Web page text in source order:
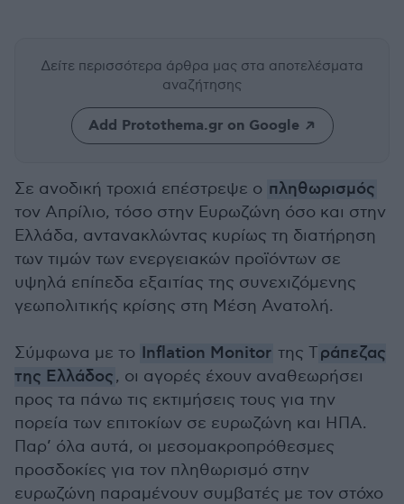
Δείτε περισσότερα άρθρα μας στα αποτελέσματα
αναζήτησης
Add Protothema.gr on Google
Σε ανοδική τροχιά επέστρεψε ο πληθωρισμός
τον Απρίλιο, τόσο στην Ευρωζώνη όσο και στην
Ελλάδα, αντανακλώντας κυρίως τη διατήρηση
των τιμών των ενεργειακών προϊόντων σε
υψηλά επίπεδα εξαιτίας της συνεχιζόμενης
γεωπολιτικής κρίσης στη Μέση Ανατολή.
Σύμφωνα με το Inflation Monitor της Τράπεζας
της Ελλάδος, οι αγορές έχουν αναθεωρήσει
προς τα πάνω τις εκτιμήσεις τους για την
πορεία των επιτοκίων σε ευρωζώνη και ΗΠΑ.
Παρ’ όλα αυτά, οι μεσομακροπρόθεσμες
προσδοκίες για τον πληθωρισμό στην
ευρωζώνη παραμένουν συμβατές με τον στόχο